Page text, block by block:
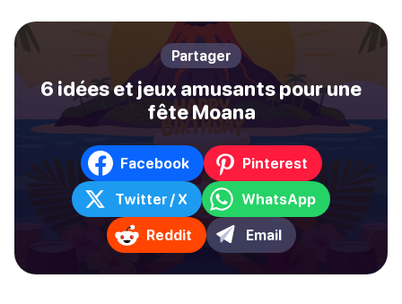
Partager
6 idées et jeux amusants pour une
fête Moana
Facebook Pinterest
Twitter / X WhatsApp
Reddit Email